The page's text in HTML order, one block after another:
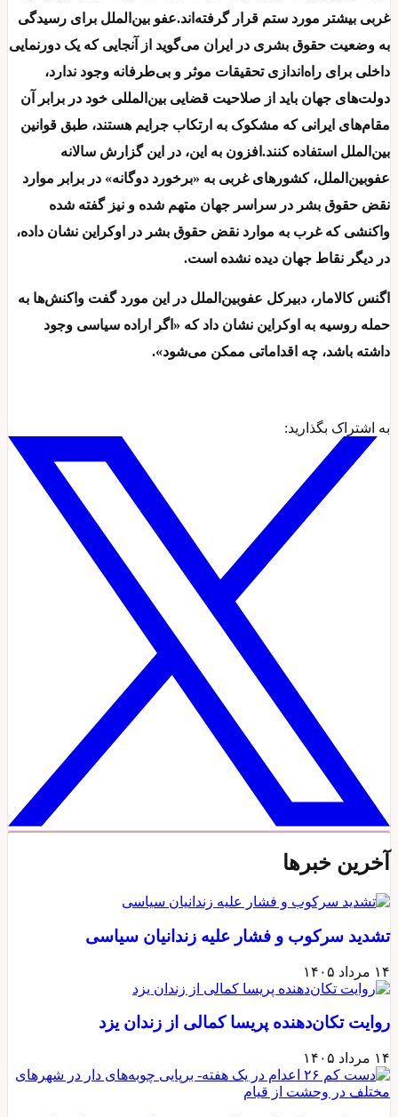
غربی بیشتر مورد ستم قرار گرفته‌اند.عفو بین‌الملل برای رسیدگی
به وضعیت حقوق بشری در ایران می‌گوید از آنجایی که یک دورنمایی
داخلی برای راه‌اندازی تحقیقات موثر و بی‌طرفانه وجود ندارد،
دولت‌های جهان باید از صلاحیت قضایی بین‌المللی خود در برابر آن
مقام‌های ایرانی که مشکوک به ارتکاب جرایم هستند، طبق قوانین
بین‌الملل استفاده کنند.افزون به این، در این گزارش سالانه
عفوبین‌الملل، کشورهای غربی به «برخورد دوگانه» در برابر موارد
نقض حقوق بشر در سراسر جهان متهم شده و نیز گفته شده
واکنشی که غرب به موارد نقض حقوق بشر در اوکراین نشان داده،
در دیگر نقاط جهان دیده نشده است.
اگنس کالامار، دبیرکل عفوبین‌الملل در این مورد گفت واکنش‌ها به
حمله روسیه به اوکراین نشان داد که «اگر اراده سیاسی وجود
داشته باشد، چه اقداماتی ممکن می‌شود».
به اشتراک بگذارید:
آخرین خبرها
تشدید سرکوب و فشار علیه زندانیان سیاسی
۱۴ مرداد ۱۴۰۵
روایت تکان‌دهنده پریسا کمالی از زندان یزد
۱۴ مرداد ۱۴۰۵